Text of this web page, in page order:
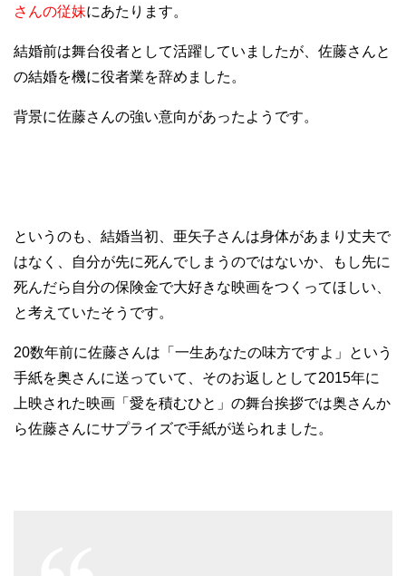
さんの従妹にあたります。
結婚前は舞台役者として活躍していましたが、佐藤さんと
の結婚を機に役者業を辞めました。
背景に佐藤さんの強い意向があったようです。
というのも、結婚当初、亜矢子さんは身体があまり丈夫で
はなく、自分が先に死んでしまうのではないか、もし先に
死んだら自分の保険金で大好きな映画をつくってほしい、
と考えていたそうです。
20数年前に佐藤さんは「一生あなたの味方ですよ」という
手紙を奥さんに送っていて、そのお返しとして2015年に
上映された映画「愛を積むひと」の舞台挨拶では奥さんか
ら佐藤さんにサプライズで手紙が送られました。